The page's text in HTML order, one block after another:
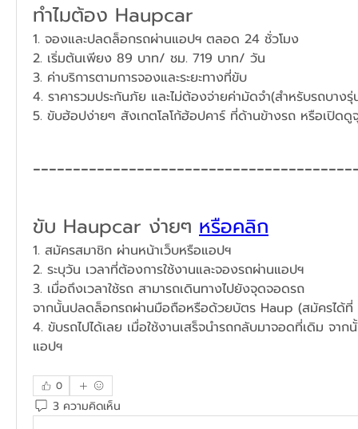
ทำไมต้อง Haupcar
1. จองและปลดล็อกรถผ่านแอปฯ ตลอด 24 ชั่วโมง
​2. เริ่มต้นเพียง 89 บาท/ ชม. 719 บาท/ วัน
3. ค่าบริการตามการจองและระยะทางที่ขับ
4. ราคารวมประกันภัย และไม่ต้องจ่ายค่ามัดจำ(สำหรับรถบางรุ่
5. ขับฮ้อปง่ายๆ สังเกตโลโก้ฮ้อปคาร์ ที่ด้านข้างรถ หรือเปิดดู
ขับ Haupcar ง่ายๆ หรือคลิก
1. สมัครสมาชิก ผ่านหน้าเว็บหรือแอปฯ
2. ระบุวัน เวลาที่ต้องการใช้งานและจองรถผ่านแอปฯ​
3. เมื่อถึงเวลาใช้รถ สามารถเดินทางไปยังจุดจอดรถ
จากนั้นปลดล็อกรถผ่านมือถือหรือด้วยบัตร Haup (สมัครได้
4. ขับรถไปได้เลย เมื่อใช้งานเสร็จนำรถกลับมาจอดที่เดิม จา
แอปฯ
0
3 ความคิดเห็น